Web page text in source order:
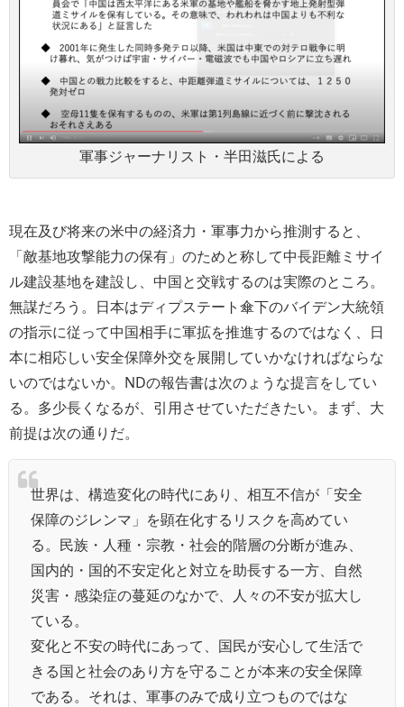
軍事ジャーナリスト・半田滋氏による
現在及び将来の米中の経済力・軍事力から推測すると、
「敵基地攻撃能力の保有」のためと称して中長距離ミサイ
ル建設基地を建設し、中国と交戦するのは実際のところ。
無謀だろう。日本はディプステート傘下のバイデン大統領
の指示に従って中国相手に軍拡を推進するのではなく、日
本に相応しい安全保障外交を展開していかなければならな
いのではないか。NDの報告書は次のょうな提言をしてい
る。多少長くなるが、引用させていただきたい。まず、大
前提は次の通りだ。
世界は、構造変化の時代にあり、相互不信が「安全
保障のジレンマ」を顕在化するリスクを高めてい
る。民族・人種・宗教・社会的階層の分断が進み、
国内的・国的不安定化と対立を助長する一方、自然
災害・感染症の蔓延のなかで、人々の不安が拡大し
ている。
変化と不安の時代にあって、国民が安心して生活で
きる国と社会のあり方を守ることが本来の安全保障
である。それは、軍事のみで成り立つものではな